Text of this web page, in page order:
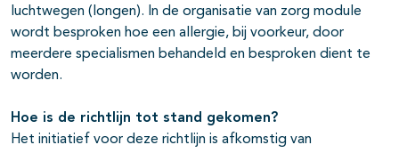
luchtwegen (longen). In de organisatie van zorg module
wordt besproken hoe een allergie, bij voorkeur, door
meerdere specialismen behandeld en besproken dient te
worden.
Hoe is de richtlijn tot stand gekomen?
Het initiatief voor deze richtlijn is afkomstig van